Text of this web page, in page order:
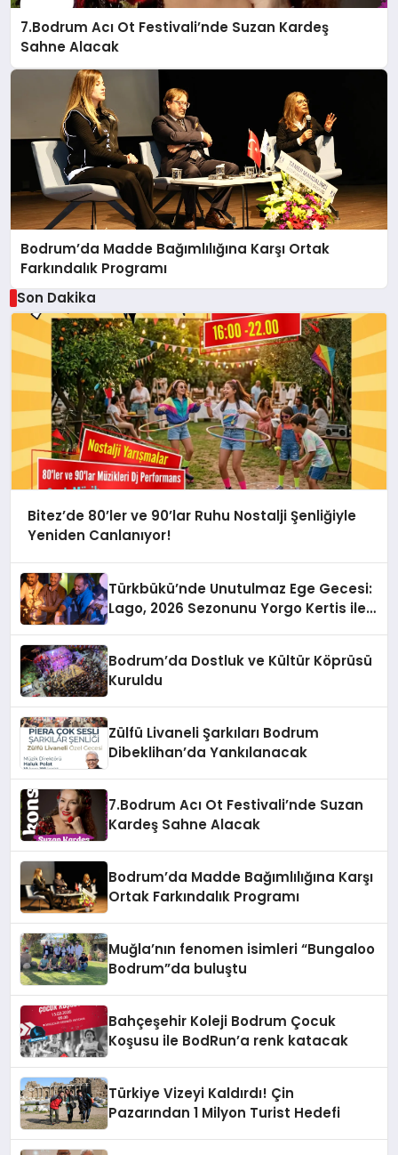
7.Bodrum Acı Ot Festivali’nde Suzan Kardeş
Sahne Alacak
Bodrum’da Madde Bağımlılığına Karşı Ortak
Farkındalık Programı
Son Dakika
Bitez’de 80’ler ve 90’lar Ruhu Nostalji Şenliğiyle
Yeniden Canlanıyor!
Türkbükü’nde Unutulmaz Ege Gecesi:
Lago, 2026 Sezonunu Yorgo Kertis ile
Bodrum’da Dostluk ve Kültür Köprüsü
Kuruldu
Zülfü Livaneli Şarkıları Bodrum
Dibeklihan’da Yankılanacak
7.Bodrum Acı Ot Festivali’nde Suzan
Kardeş Sahne Alacak
Bodrum’da Madde Bağımlılığına Karşı
Ortak Farkındalık Programı
Muğla’nın fenomen isimleri “Bungaloo
Bodrum”da buluştu
Bahçeşehir Koleji Bodrum Çocuk
Koşusu ile BodRun’a renk katacak
Türkiye Vizeyi Kaldırdı! Çin
Pazarından 1 Milyon Turist Hedefi